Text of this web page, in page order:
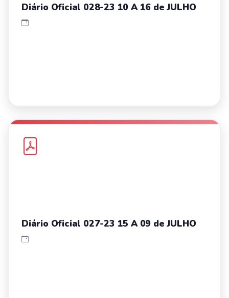
Diário Oficial 028-23 10 A 16 de JULHO
Diário Oficial 027-23 15 A 09 de JULHO